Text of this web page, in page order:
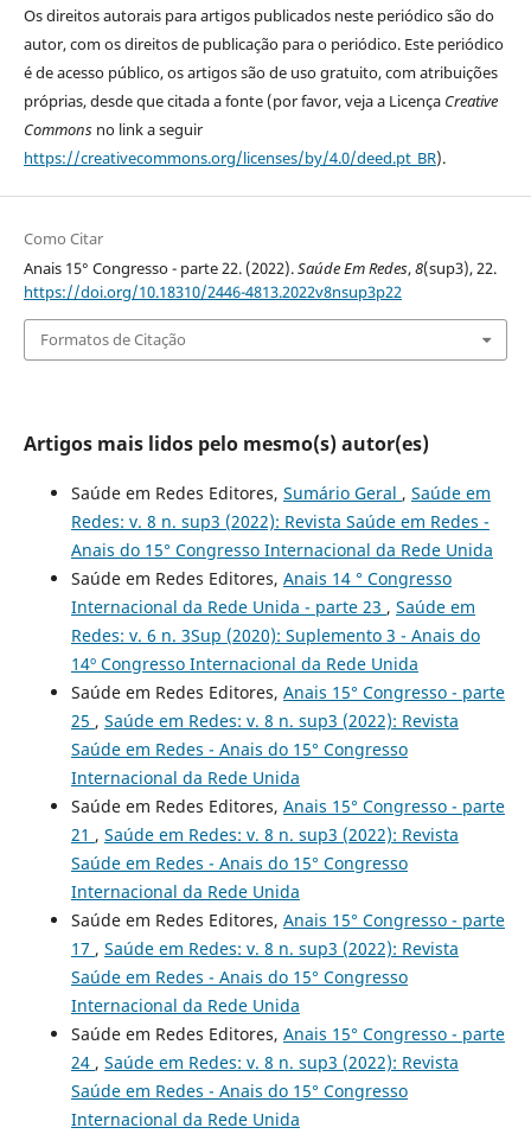
Os direitos autorais para artigos publicados neste periódico são do
autor, com os direitos de publicação para o periódico. Este periódico
é de acesso público, os artigos são de uso gratuito, com atribuições
próprias, desde que citada a fonte (por favor, veja a Licença Creative
Commonsno link a seguir
https://creativecommons.org/licenses/by/4.0/deed.pt_BR).
Como Citar
Anais 15° Congresso - parte 22. (2022).Saúde Em Redes,8(sup3), 22.
https://doi.org/10.18310/2446-4813.2022v8nsup3p22
Formatos de Citação
Artigos mais lidos pelo mesmo(s) autor(es)
Saúde em Redes Editores, Sumário Geral , Saúde em
Redes: v. 8 n. sup3 (2022): Revista Saúde em Redes -
Anais do 15° Congresso Internacional da Rede Unida
Saúde em Redes Editores, Anais 14 ° Congresso
Internacional da Rede Unida - parte 23 , Saúde em
Redes: v. 6 n. 3Sup (2020): Suplemento 3 - Anais do
14º Congresso Internacional da Rede Unida
Saúde em Redes Editores, Anais 15° Congresso - parte
25 , Saúde em Redes: v. 8 n. sup3 (2022): Revista
Saúde em Redes - Anais do 15° Congresso
Internacional da Rede Unida
Saúde em Redes Editores, Anais 15° Congresso - parte
21 , Saúde em Redes: v. 8 n. sup3 (2022): Revista
Saúde em Redes - Anais do 15° Congresso
Internacional da Rede Unida
Saúde em Redes Editores, Anais 15° Congresso - parte
17 , Saúde em Redes: v. 8 n. sup3 (2022): Revista
Saúde em Redes - Anais do 15° Congresso
Internacional da Rede Unida
Saúde em Redes Editores, Anais 15° Congresso - parte
24 , Saúde em Redes: v. 8 n. sup3 (2022): Revista
Saúde em Redes - Anais do 15° Congresso
Internacional da Rede Unida